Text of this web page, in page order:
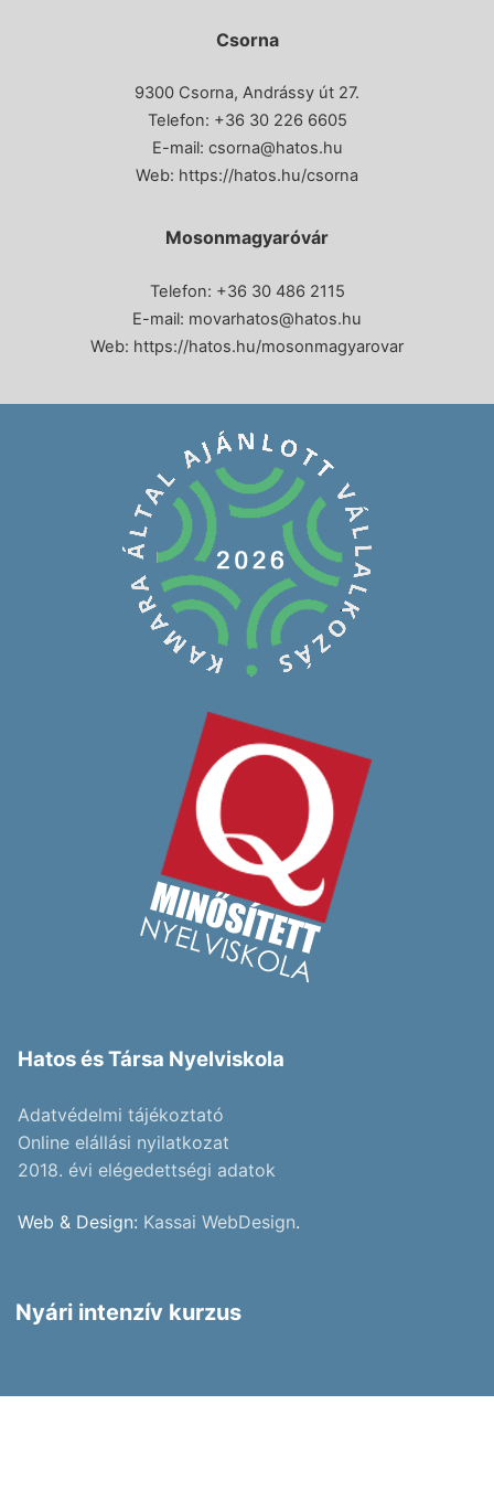
Csorna
9300 Csorna, Andrássy út 27.
Telefon: +36 30 226 6605
E-mail: csorna@hatos.hu
Web: https://hatos.hu/csorna
Mosonmagyaróvár
Telefon: +36 30 486 2115
E-mail: movarhatos@hatos.hu
Web: https://hatos.hu/mosonmagyarovar
Hatos és Társa Nyelviskola
Adatvédelmi tájékoztató
Online elállási nyilatkozat
2018. évi elégedettségi adatok
Web & Design: Kassai WebDesign.
Nyári intenzív kurzus